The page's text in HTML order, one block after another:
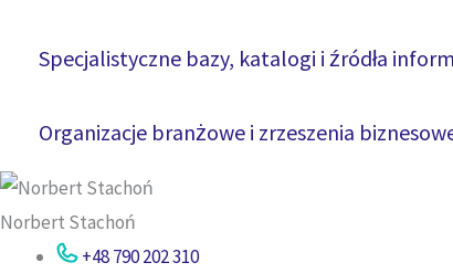
Specjalistyczne bazy, katalogi i źródła
Organizacje branżowe i zrzeszenia
Norbert Stachoń
+48 790 202 310